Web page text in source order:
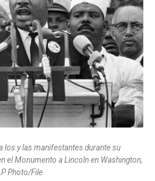
los y las manifestantes durante su
el Monumento a Lincoln en Washington,
Photo/File